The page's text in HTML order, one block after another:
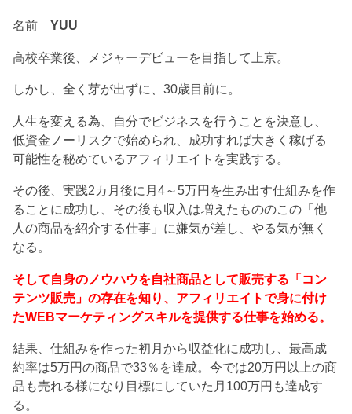
名前YUU
高校卒業後、メジャーデビューを目指して上京。
しかし、全く芽が出ずに、30歳目前に。
人生を変える為、自分でビジネスを行うことを決意し、
低資金ノーリスクで始められ、成功すれば大きく稼げる
可能性を秘めているアフィリエイトを実践する。
その後、実践2カ月後に月4～5万円を生み出す仕組みを作
ることに成功し、その後も収入は増えたもののこの「他
人の商品を紹介する仕事」に嫌気が差し、やる気が無く
なる。
そして自身のノウハウを自社商品として販売する「コン
テンツ販売」の存在を知り、アフィリエイトで身に付け
たWEBマーケティングスキルを提供する仕事を始める。
結果、仕組みを作った初月から収益化に成功し、最高成
約率は5万円の商品で33％を達成。今では20万円以上の商
品も売れる様になり目標にしていた月100万円も達成す
る。